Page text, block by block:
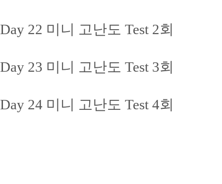
Day 22 미니 고난도 Test 2회
Day 23 미니 고난도 Test 3회
Day 24 미니 고난도 Test 4회